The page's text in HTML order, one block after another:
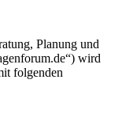
Planung und
wird
folgenden